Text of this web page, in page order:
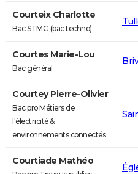
Courteix Charlotte
Bac STMG (bac techno)
Courtes Marie-Lou
Bac général
Courtey Pierre-Olivier
Bac pro Métiers de
l'électricité &
environnements connectés
Courtiade Mathéo